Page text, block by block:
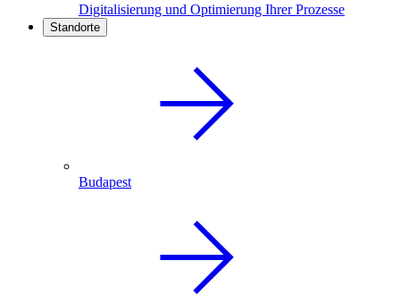
Digitalisierung und Optimierung Ihrer Prozesse
Standorte
Budapest